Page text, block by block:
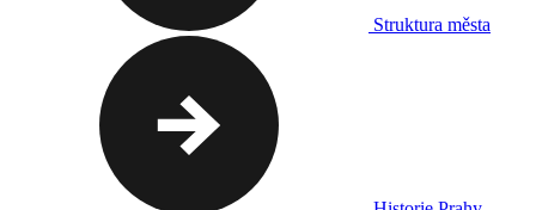
Struktura města